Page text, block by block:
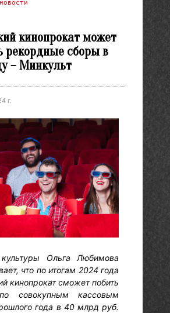
кинопрокат может
рекордные сборы в
– Минкульт
г.
Ольга Любимова
что по итогам 2024 года
кинопрокат сможет побить
совокупным кассовым
года в 40 млрд руб.